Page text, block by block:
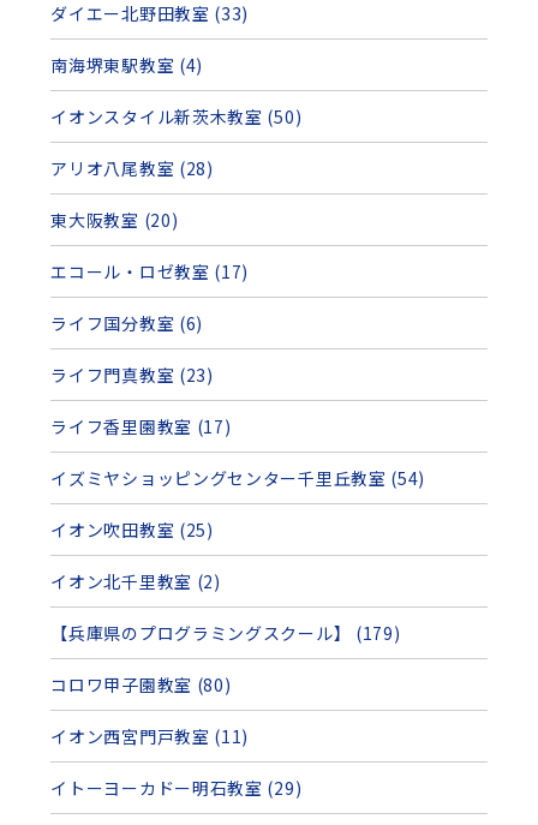
ダイエー北野田教室 (33)
南海堺東駅教室 (4)
イオンスタイル新茨木教室 (50)
アリオ八尾教室 (28)
東大阪教室 (20)
エコール・ロゼ教室 (17)
ライフ国分教室 (6)
ライフ門真教室 (23)
ライフ香里園教室 (17)
イズミヤショッピングセンター千里丘教室 (54)
イオン吹田教室 (25)
イオン北千里教室 (2)
【兵庫県のプログラミングスクール】 (179)
コロワ甲子園教室 (80)
イオン西宮門戸教室 (11)
イトーヨーカドー明石教室 (29)